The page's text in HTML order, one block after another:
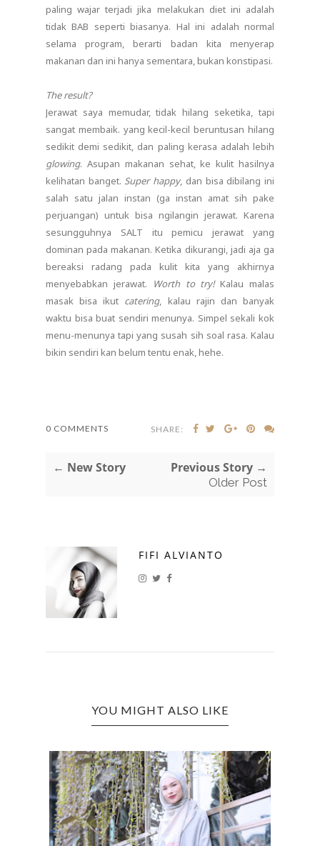
paling wajar terjadi jika melakukan diet ini adalah
tidak BAB seperti biasanya. Hal ini adalah normal
selama program, berarti badan kita menyerap
makanan dan ini hanya sementara, bukan konstipasi.
The result?
Jerawat saya memudar, tidak hilang seketika, tapi
sangat membaik. yang kecil-kecil beruntusan hilang
sedikit demi sedikit, dan paling kerasa adalah lebih
glowing. Asupan makanan sehat, ke kulit hasilnya
kelihatan banget. Super happy, dan bisa dibilang ini
salah satu jalan instan (ga instan amat sih pake
perjuangan) untuk bisa ngilangin jerawat. Karena
sesungguhnya SALT itu pemicu jerawat yang
dominan pada makanan. Ketika dikurangi, jadi aja ga
bereaksi radang pada kulit kita yang akhirnya
menyebabkan jerawat.
Worth to try!Kalau malas
masak bisa ikut catering, kalau rajin dan banyak
waktu bisa buat sendiri menunya. Simpel sekali kok
menu-menunya tapi yang susah sih soal rasa. Kalau
bikin sendiri kan belum tentu enak, hehe.
0 COMMENTS SHARE:
← New Story Previous Story →
Older Post
FIFI ALVIANTO
YOU MIGHT ALSO LIKE